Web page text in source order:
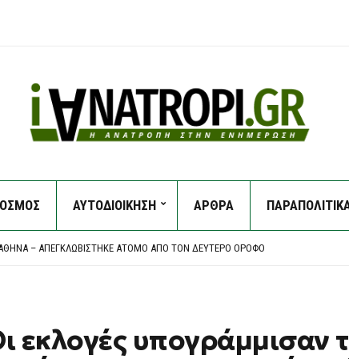
ΑΥΤΟΔΙΟΙΚΗΣΗ ΑΡΘΡΑ
ΣΤΗ ΘΆΛΑΣΣΑ – ΈΚΑΝΕ ΒΟΥΤΙΆ ΚΑΙ ΧΤΎΠΗΣΕ ΣΕ ΠΈΤΡΑ
– ΑΠΕΓΚΛΩΒΊΣΤΗΚΕ ΆΤΟΜΟ ΑΠΌ ΤΟΝ ΔΕΎΤΕΡΟ ΌΡΟΦΟ
ΓΕΡΟΥΣΊΑ ΓΙΑ ΝΟΜΟΣΧΈΔΙΟ ΠΟΥ ΠΡΟΒΛΈΠΕΙ ΤΗΝ ΕΠΙΒΟΛΉ
εκλογές υπογράμμισαν